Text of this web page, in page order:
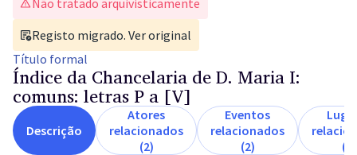
Não tratado arquivisticamente
Registo migrado. Ver original
Título formal
Índice da Chancelaria de D. Maria I:
comuns: letras P a [V]
Descrição
Atores
relacionados
(2)
Eventos
relacionados
(2)
(1)